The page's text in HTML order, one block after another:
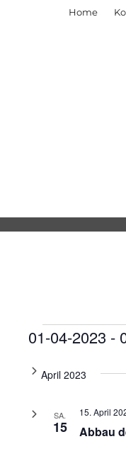
Home
01-04-2023 -
wählen.
April 2023
SA.
15 Abbau
15. April